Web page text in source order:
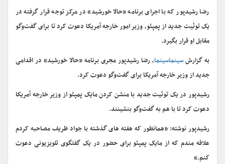
رضا رشیدپور که با اجرای برنامه «حالا خورشید» در مرکز توجه قرار گرفته در
یک توئیت جدید از پمپئو، وزیر امور خارجه آمریکا دعوت کرد تا برای گفت‌و‌گو
مقابل او قرار بگیرد.
به گزارشسینماسینما، رضا رشیدپور مجری برنامه «حالا خورشید» در اقدامی
جدید از وزیر خارجه آمریکا برای گفت‌و‌گو دعوت کرد.
رشیدپور در یک توئیت جدید با منشن کردن مایک پمپئو از وزیر خارجه آمریکا
دعوت کرد تا با هم به گفت‌و‌گو بنشینند.
رشیدپور نوشته: «همانطور که هفته های گذشته با جواد ظریف مصاحبه کردم
علاقه مندم که از مایک پمپئو برای حضور در یک گفتگوی تلویزیونی دعوت
کنم.»